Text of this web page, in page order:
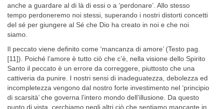
anche a guardare al di là di essi o a ‘perdonare’. Allo stesso
tempo perdoneremo noi stessi, superando i nostri distorti concetti
del sé per giungere al Sé che Dio ha creato in noi e che noi
siamo.
Il peccato viene definito come ‘mancanza di amore’ (Testo pag.
[11]). Poiché l’amore è tutto ciò che c’è, nella visione dello Spirito
Santo il peccato è un errore da correggere, piuttosto che una
cattiveria da pu­nire. I nostri sensi di inadeguatezza, debolezza ed
incompletezza ven­gono dal nostro forte investimento nel ‘principio
di scarsità’ che gover­na l’intero mondo dell’illusione. Da questo
punto di vista, cerchiamo negli altri ciò che sentiamo mancante in